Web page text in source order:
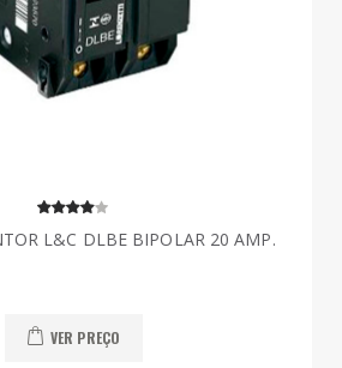
L&C DLBE BIPOLAR 20 AMP.
VER PREÇO